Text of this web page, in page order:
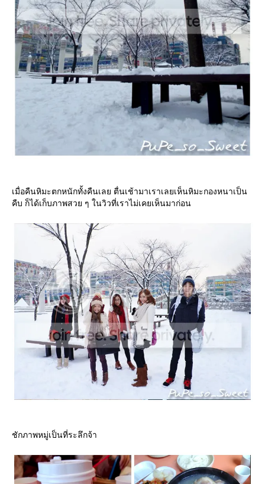
เมื่อคืนหิมะตกหนักทั้งคืนเลย ตื่นเช้ามาเราเลยเห็นหิมะกองหนาเป็น
คืบ ก็ได้เก็บภาพสวย ๆ ในวิวที่เราไม่เคยเห็นมาก่อน
ชักภาพหมู่เป็นที่ระลึกจ้า